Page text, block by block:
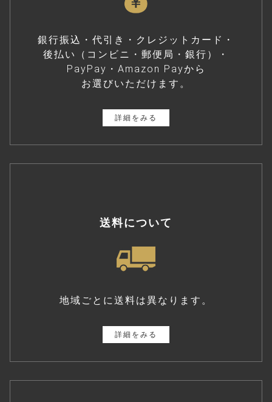
銀行振込・代引き・クレジットカード・
後払い（コンビニ・郵便局・銀行）・
PayPay・Amazon Payから
お選びいただけます。
詳細をみる
送料について
地域ごとに送料は異なります。
詳細をみる